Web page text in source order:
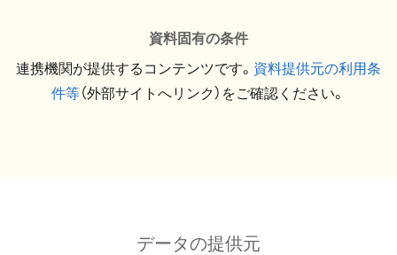
資料固有の条件
連携機関が提供するコンテンツです。 資料提供元の利用条
件等（外部サイトへリンク）をご確認ください。
データの提供元